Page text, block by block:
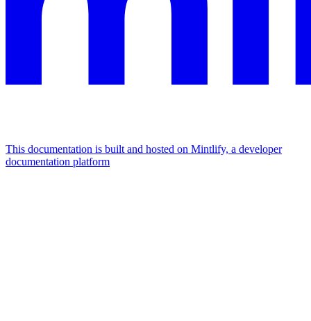
This documentation is built and hosted on Mintlify, a developer
documentation platform